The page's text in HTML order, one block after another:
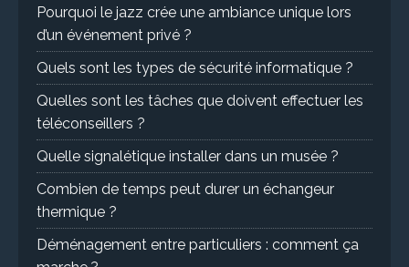
Pourquoi le jazz crée une ambiance unique lors
d’un événement privé ?
Quels sont les types de sécurité informatique ?
Quelles sont les tâches que doivent effectuer les
téléconseillers ?
Quelle signalétique installer dans un musée ?
Combien de temps peut durer un échangeur
thermique ?
Déménagement entre particuliers : comment ça